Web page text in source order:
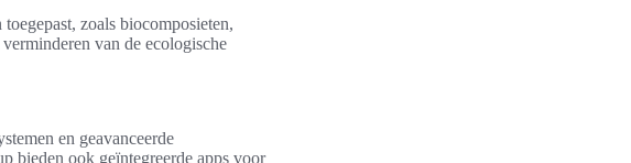
zoals biocomposieten,
van de ecologische
en geavanceerde
bieden ook geïntegreerde apps voor